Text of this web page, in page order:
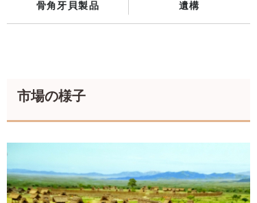
骨角牙貝製品 遺構
市場の様子